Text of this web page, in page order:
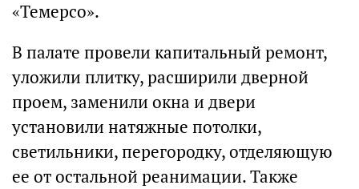
«Темерсо».
В палате провели капитальный ремонт,
уложили плитку, расширили дверной
проем, заменили окна и двери
установили натяжные потолки,
светильники, перегородку, отделяющую
ее от остальной реанимации. Также